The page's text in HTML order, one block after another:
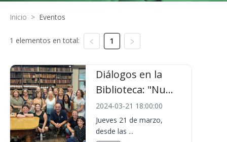
Inicio > Eventos
1 elementos en total: 1
Diálogos en la
Biblioteca: "Nu...
2024-03-21 18:00:00
Jueves 21 de marzo,
desde las ...